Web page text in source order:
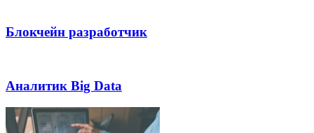
Блокчейн разработчик
Аналитик Big Data